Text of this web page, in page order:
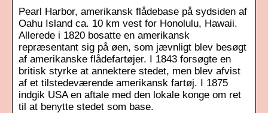
Pearl Harbor, amerikansk flådebase på sydsiden af
Oahu Island ca. 10 km vest for Honolulu, Hawaii.
Allerede i 1820 bosatte en amerikansk
repræsentant sig på øen, som jævnligt blev besøgt
af amerikanske flådefartøjer. I 1843 forsøgte en
britisk styrke at annektere stedet, men blev afvist
af et tilstedeværende amerikansk fartøj. I 1875
indgik USA en aftale med den lokale konge om ret
til at benytte stedet som base.